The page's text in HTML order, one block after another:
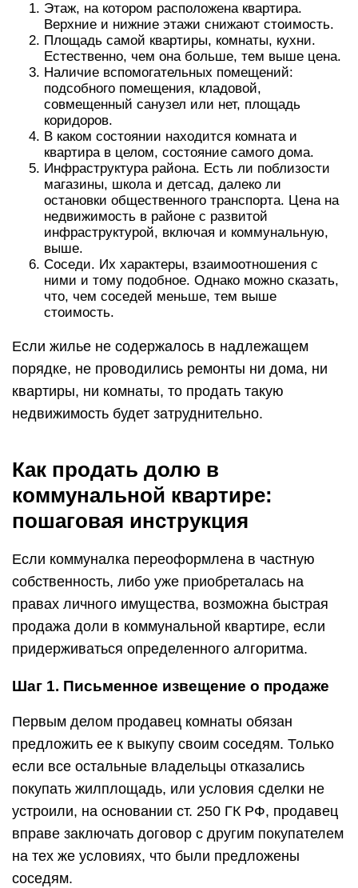
Этаж, на котором расположена квартира.
Верхние и нижние этажи снижают стоимость.
Площадь самой квартиры, комнаты, кухни.
Естественно, чем она больше, тем выше цена.
Наличие вспомогательных помещений:
подсобного помещения, кладовой,
совмещенный санузел или нет, площадь
коридоров.
В каком состоянии находится комната и
квартира в целом, состояние самого дома.
Инфраструктура района. Есть ли поблизости
магазины, школа и детсад, далеко ли
остановки общественного транспорта. Цена на
недвижимость в районе с развитой
инфраструктурой, включая и коммунальную,
выше.
Соседи. Их характеры, взаимоотношения с
ними и тому подобное. Однако можно сказать,
что, чем соседей меньше, тем выше
стоимость.
Если жилье не содержалось в надлежащем
порядке, не проводились ремонты ни дома, ни
квартиры, ни комнаты, то продать такую
недвижимость будет затруднительно.
Как продать долю в
коммунальной квартире:
пошаговая инструкция
Если коммуналка переоформлена в частную
собственность, либо уже приобреталась на
правах личного имущества, возможна быстрая
продажа доли в коммунальной квартире, если
придерживаться определенного алгоритма.
Шаг 1. Письменное извещение о продаже
Первым делом продавец комнаты обязан
предложить ее к выкупу своим соседям. Только
если все остальные владельцы отказались
покупать жилплощадь, или условия сделки не
устроили, на основании ст. 250 ГК РФ, продавец
вправе заключать договор с другим покупателем
на тех же условиях, что были предложены
соседям.